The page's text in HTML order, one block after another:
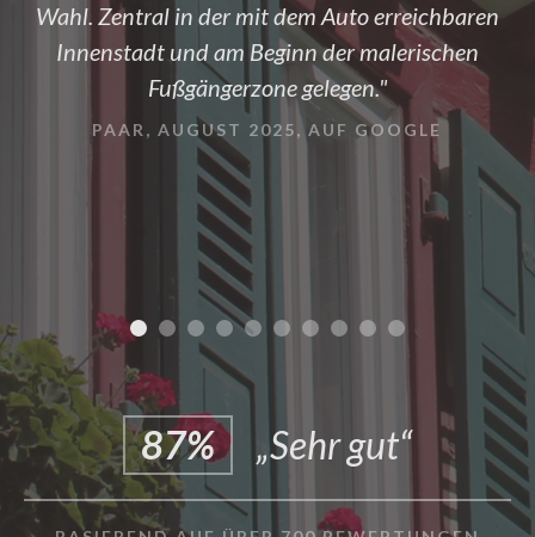
Wahl. Zentral in der mit dem Auto erreichbaren
Innenstadt und am Beginn der malerischen
Fußgängerzone gelegen."
PAAR, AUGUST 2025, AUF GOOGLE
87% „Sehr gut“